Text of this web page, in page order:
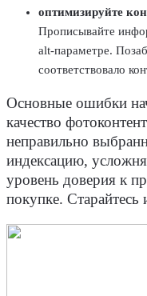
оптимизируйте
Прописывайте
alt-параметре.
соответствовало
Основные ошибки
качество
неправильно
индексацию,
уровень доверия к
покупке. Старайтесь